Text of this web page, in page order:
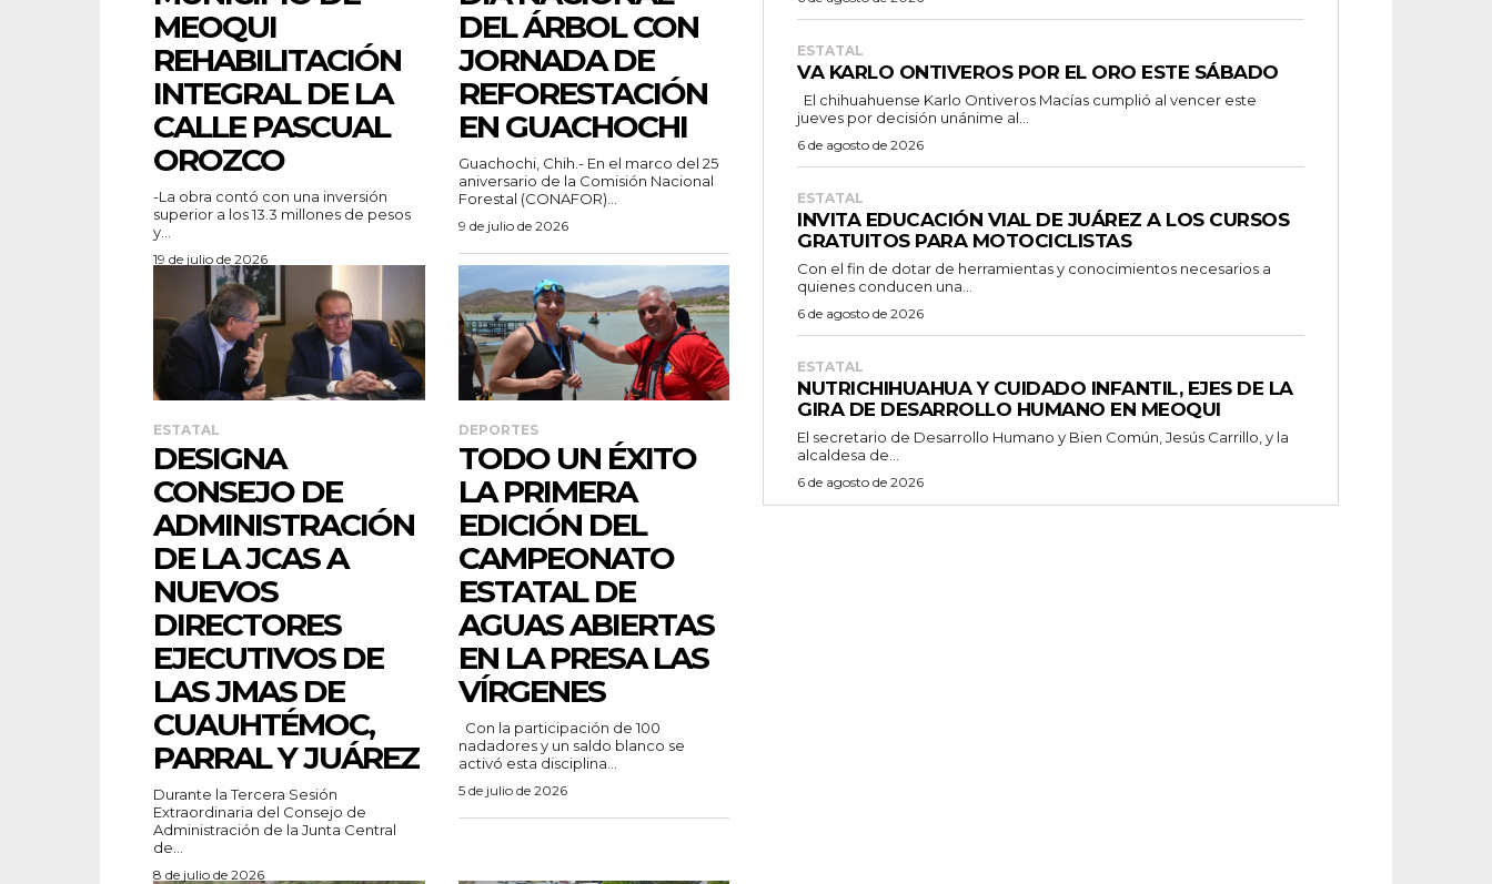
MEOQUI
REHABILITACIÓN
INTEGRAL DE LA
CALLE PASCUAL
OROZCO
-La obra contó con una inversión
superior a los 13.3 millones de pesos
y...
19 de julio de 2026
DEL ÁRBOL CON
JORNADA DE
REFORESTACIÓN
EN GUACHOCHI
Guachochi, Chih.- En el marco del 25
aniversario de la Comisión Nacional
Forestal (CONAFOR)...
9 de julio de 2026
ESTATAL
DESIGNA
CONSEJO DE
ADMINISTRACIÓN
DE LA JCAS A
NUEVOS
DIRECTORES
EJECUTIVOS DE
LAS JMAS DE
CUAUHTÉMOC,
PARRAL Y JUÁREZ
Durante la Tercera Sesión
Extraordinaria del Consejo de
Administración de la Junta Central
de...
8 de julio de 2026
DEPORTES
TODO UN ÉXITO
LA PRIMERA
EDICIÓN DEL
CAMPEONATO
ESTATAL DE
AGUAS ABIERTAS
EN LA PRESA LAS
VÍRGENES
nadadores y un saldo blanco se
activó esta disciplina...
5 de julio de 2026
ESTATAL
VA KARLO ONTIVEROS POR EL ORO ESTE SÁBADO
jueves por decisión unánime al...
6 de agosto de 2026
ESTATAL
INVITA EDUCACIÓN VIAL DE JUÁREZ A LOS CURSOS
GRATUITOS PARA MOTOCICLISTAS
Con el fin de dotar de herramientas y conocimientos necesarios a
quienes conducen una...
6 de agosto de 2026
ESTATAL
NUTRICHIHUAHUA Y CUIDADO INFANTIL, EJES DE LA
GIRA DE DESARROLLO HUMANO EN MEOQUI
El secretario de Desarrollo Humano y Bien Común, Jesús Carrillo, y la
alcaldesa de...
6 de agosto de 2026